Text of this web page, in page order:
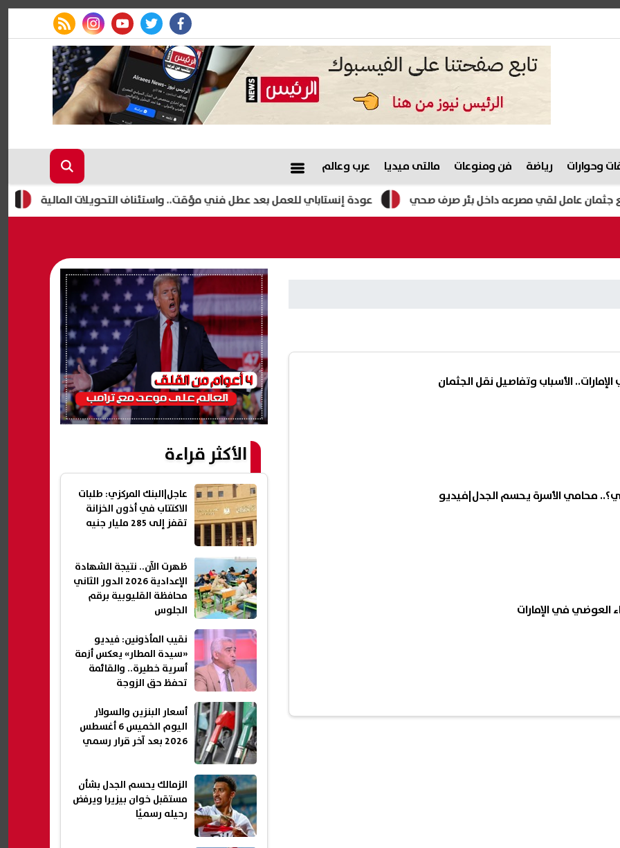
facebook
twitter
youtube
instagram
rss feed
وحوارات رياضة فن ومنوعات مالتى ميديا عرب وعالم
نقيب عودة إنستاباي للعمل بعد عطل فني مؤقت.. واستئناف التحويلات المالية عامل لقي مصرعه داخل بئر صرف صحي
الأسباب وتفاصيل نقل الجثمان
محامي الأسرة يحسم الجدل|فيديو
العوضي في الإمارات
الأكثر قراءة
عاجل|البنك المركزي: طلبات
الاكتتاب في أذون الخزانة
تقفز إلى 285 مليار جنيه
ظهرت الآن.. نتيجة الشهادة
الإعدادية 2026 الدور الثاني
محافظة القليوبية برقم
الجلوس
نقيب المأذونين: فيديو
«سيدة المطار» يعكس أزمة
أسرية خطيرة.. والقائمة
تحفظ حق الزوجة
أسعار البنزين والسولار
اليوم الخميس 6 أغسطس
2026 بعد آخر قرار رسمي
الزمالك يحسم الجدل بشأن
مستقبل خوان بيزيرا ويرفض
رحيله رسميًا